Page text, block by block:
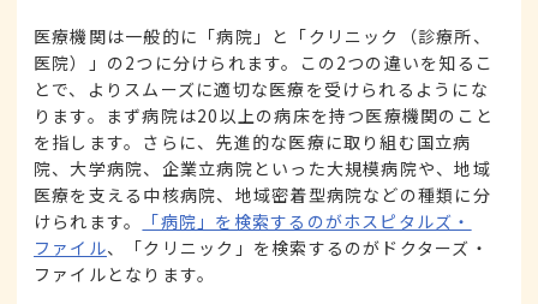
医療機関は一般的に「病院」と「クリニック（診療所、
医院）」の2つに分けられます。この2つの違いを知るこ
とで、よりスムーズに適切な医療を受けられるようにな
ります。まず病院は20以上の病床を持つ医療機関のこと
を指します。さらに、先進的な医療に取り組む国立病
院、大学病院、企業立病院といった大規模病院や、地域
医療を支える中核病院、地域密着型病院などの種類に分
けられます。
「病院」を検索するのがホスピタルズ・
ファイル、「クリニック」を検索するのがドクターズ・
ファイルとなります。